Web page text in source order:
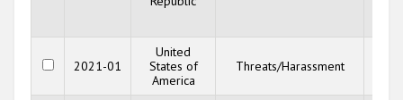
2021-01
United
States of
America
Threats/Harassment